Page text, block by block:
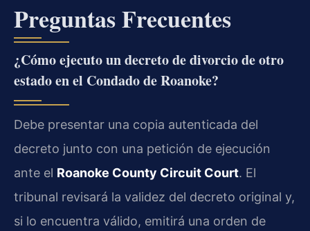
Preguntas Frecuentes
¿Cómo ejecuto un decreto de divorcio de otro
estado en el Condado de Roanoke?
Debe presentar una copia autenticada del
decreto junto con una petición de ejecución
ante el Roanoke County Circuit Court. El
tribunal revisará la validez del decreto original y,
si lo encuentra válido, emitirá una orden de